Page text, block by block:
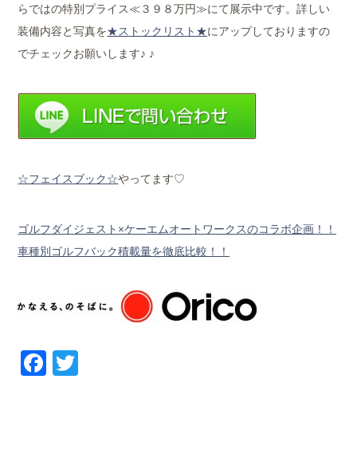
らではの特別プライス≪３９８万円≫にて展示中です。詳しい
装備内容と写真を★ストックリスト★にアップしておりますの
でチェックお願いします♪ ♪
☆フェイスブック☆やってます♡
ゴルフダイジェスト×ケーエムオートワークスのコラボ企画！！
車種別ゴルフバック積載量を徹底比較！！
Facebook